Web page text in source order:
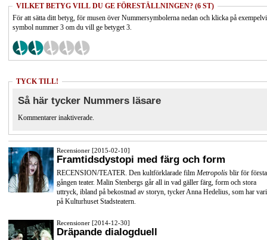
VILKET BETYG VILL DU GE FÖRESTÄLLNINGEN? (6 ST)
För att sätta ditt betyg, för musen över Nummersymbolerna nedan och klicka på
symbol nummer 3 om du vill ge betyget 3.
TYCK TILL!
Så här tycker Nummers läsare
Kommentarer inaktiverade.
Recensioner [2015-02-10]
Framtidsdystopi med färg och form
RECENSION/TEATER. Den kultförklarade film Metropolis blir för första
gången teater. Malin Stenbergs går all in vad gäller färg, form och stora
uttryck, ibland på bekostnad av storyn, tycker Anna Hedelius, som har
på Kulturhuset Stadsteatern.
Recensioner [2014-12-30]
Dräpande dialogduell